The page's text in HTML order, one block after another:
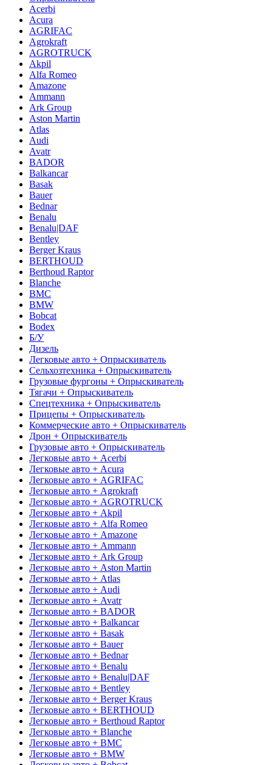
Acerbi
Acura
AGRIFAC
Agrokraft
AGROTRUCK
Akpil
Alfa Romeo
Amazone
Ammann
Ark Group
Aston Martin
Atlas
Audi
Avatr
BADOR
Balkancar
Basak
Bauer
Bednar
Benalu
Benalu|DAF
Bentley
Berger Kraus
BERTHOUD
Berthoud Raptor
Blanche
BMC
BMW
Bobcat
Bodex
Б/У
Дизель
Легковые авто + Опрыскиватель
Сельхозтехника + Опрыскиватель
Грузовые фургоны + Опрыскиватель
Тягачи + Опрыскиватель
Спецтехника + Опрыскиватель
Прицепы + Опрыскиватель
Коммерческие авто + Опрыскиватель
Дрон + Опрыскиватель
Грузовые авто + Опрыскиватель
Легковые авто + Acerbi
Легковые авто + Acura
Легковые авто + AGRIFAC
Легковые авто + Agrokraft
Легковые авто + AGROTRUCK
Легковые авто + Akpil
Легковые авто + Alfa Romeo
Легковые авто + Amazone
Легковые авто + Ammann
Легковые авто + Ark Group
Легковые авто + Aston Martin
Легковые авто + Atlas
Легковые авто + Audi
Легковые авто + Avatr
Легковые авто + BADOR
Легковые авто + Balkancar
Легковые авто + Basak
Легковые авто + Bauer
Легковые авто + Bednar
Легковые авто + Benalu
Легковые авто + Benalu|DAF
Легковые авто + Bentley
Легковые авто + Berger Kraus
Легковые авто + BERTHOUD
Легковые авто + Berthoud Raptor
Легковые авто + Blanche
Легковые авто + BMC
Легковые авто + BMW